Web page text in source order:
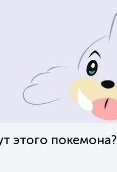
этого покемона?